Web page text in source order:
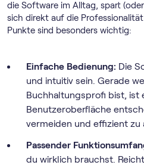
die Software im Alltag, spart
sich direkt auf die
Punkte sind besonders wichtig:
Einfache Bedienung: Die
und intuitiv sein. Gerade
Buchhaltungsprofi bist, ist
Benutzeroberfläche
vermeiden und effizient zu
Passender
du wirklich brauchst.